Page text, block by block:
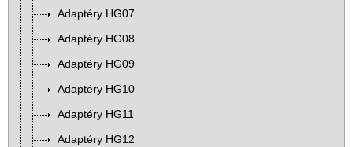
Adaptéry HG07
Adaptéry HG08
Adaptéry HG09
Adaptéry HG10
Adaptéry HG11
Adaptéry HG12